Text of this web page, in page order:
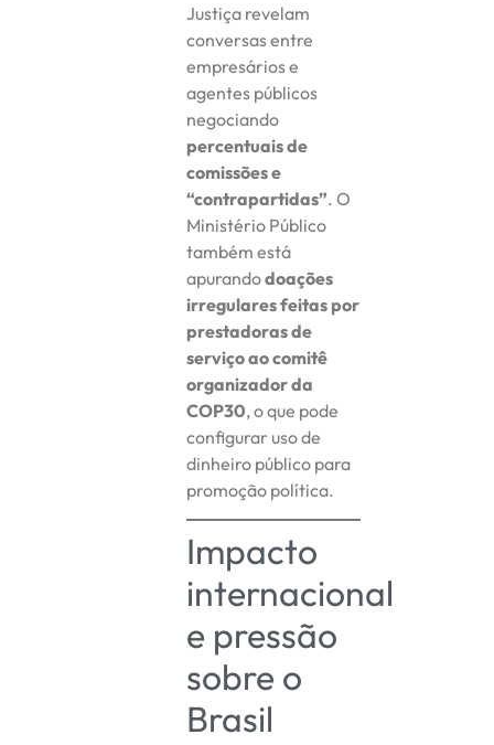
Justiça revelam
conversas entre
empresários e
agentes públicos
negociando
percentuais de
comissões e
“contrapartidas”. O
Ministério Público
também está
apurandodoações
irregulares feitas por
prestadoras de
serviço ao comitê
organizador da
COP30, o que pode
configurar uso de
dinheiro público para
promoção política.
Impacto
internacional
e pressão
sobre o
Brasil